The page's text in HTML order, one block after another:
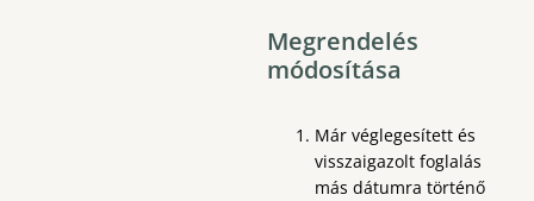
Megrendelés
módosítása
Már véglegesített és
visszaigazolt foglalás
más dátumra történő